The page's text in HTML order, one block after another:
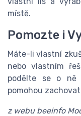
místě.
Pomozte i
Máte-li vlastní
nebo vlastním
podělte se o ně
pomohou
z webu beeinfo